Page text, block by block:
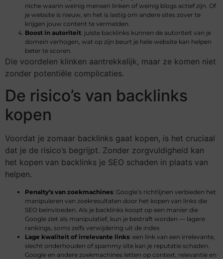
niche waarin weinig mensen linken of weinig blogs actief zijn. Of
je website is nieuw, en het is lastig om andere sites zover te
krijgen jouw content te vermelden.
Boost in autoriteit: juiste backlinks kunnen de autoriteit van je
domein verhogen, wat op zijn beurt je hele website kan helpen
beter te scoren.
Die voordelen klinken aantrekkelijk, maar ze komen niet
zonder potentiële complicaties.
De risico’s van backlinks
kopen
Voordat je zomaar backlinks gaat kopen, is het cruciaal
dat je de risico’s begrijpt. Zonder zorgvuldigheid kan
het kopen van backlinks je SEO schaden in plaats van
helpen.
Penalty’s van zoekmachines: Google’s richtlijnen verbieden het
manipuleren van zoekresultaten door het kopen van links die
SEO beïnvloeden. Als je backlinks koopt op een manier die
Google ziet als manipulatief, kun je bestraft worden — lagere
rankings, soms zelfs verwijdering uit de index.
Lage kwaliteit of irrelevante links: een link van een irrelevante,
slecht onderhouden of spammy site kan je reputatie schaden.
Google en andere zoekmachines letten op context, relevantie en